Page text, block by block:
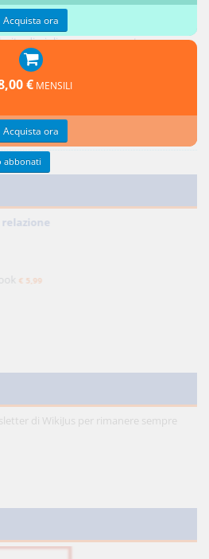
sui soggetti e sull'oggetto dell'atto
disciplinare conseguente
acquirente e ipoteche sul bene
€ 5,99
di WikiJus per rimanere sempre
Acquista ora
€ MENSILI
Acquista ora
abbonati